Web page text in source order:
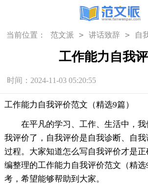
当前位置： 范文派 > 讲话致辞 > 自
工作能力自我
时间：2024-11-03 05:20:55
工作能力自我评价范文（精选9篇）
在平凡的学习、工作、生活中，我
我评价了，自我评价是自我诊断、自
过程。大家知道怎么写自我评价才是
编整理的工作能力自我评价范文（精
考，希望能够帮助到大家。